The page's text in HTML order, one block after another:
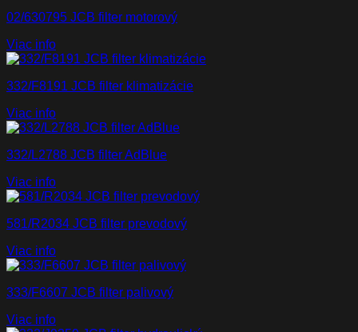
02/630795 JCB filter motorový
Viac info
332/F8191 JCB filter klimatizácie
Viac info
332/L2788 JCB filter AdBlue
Viac info
581/R2034 JCB filter prevodový
Viac info
333/F6607 JCB filter palivový
Viac info